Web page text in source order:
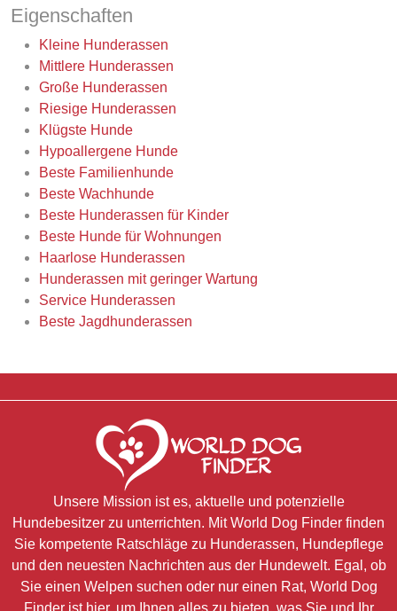
Eigenschaften
Kleine Hunderassen
Mittlere Hunderassen
Große Hunderassen
Riesige Hunderassen
Klügste Hunde
Hypoallergene Hunde
Beste Familienhunde
Beste Wachhunde
Beste Hunderassen für Kinder
Beste Hunde für Wohnungen
Haarlose Hunderassen
Hunderassen mit geringer Wartung
Service Hunderassen
Beste Jagdhunderassen
Unsere Mission ist es, aktuelle und potenzielle
Hundebesitzer zu unterrichten. Mit World Dog Finder finden
Sie kompetente Ratschläge zu Hunderassen, Hundepflege
und den neuesten Nachrichten aus der Hundewelt. Egal, ob
Sie einen Welpen suchen oder nur einen Rat, World Dog
Finder ist hier, um Ihnen alles zu bieten, was Sie und Ihr